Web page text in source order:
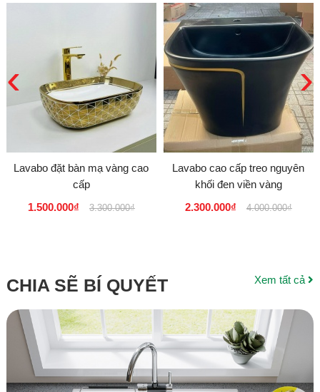
Lavabo đặt bàn mạ vàng cao
cấp
1.500.000₫
3.300.000₫
Lavabo cao cấp treo nguyên
khối đen viền vàng
2.300.000₫
4.000.000₫
‹ ›
CHIA SẼ BÍ QUYẾT Xem tất cả